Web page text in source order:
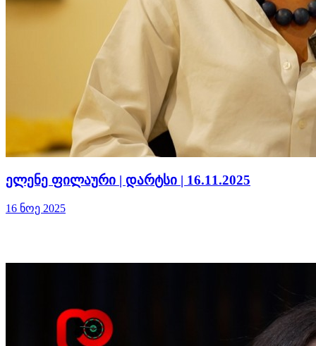
ელენე ფილაური | დარტსი | 16.11.2025
16 ნოე 2025